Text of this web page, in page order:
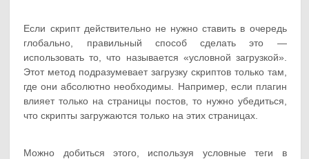
Если скрипт действительно не нужно ставить в очередь
глобально, правильный способ сделать это —
использовать то, что называется «условной загрузкой».
Этот метод подразумевает загрузку скриптов только там,
где они абсолютно необходимы. Например, если плагин
влияет только на страницы постов, то нужно убедиться,
что скрипты загружаются только на этих страницах.
Можно добиться этого, используя условные теги в